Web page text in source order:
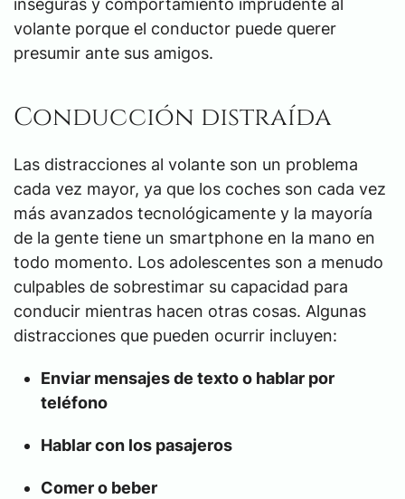
volante porque el conductor puede querer
presumir ante sus amigos.
Conducción distraída
Las distracciones al volante son un problema
cada vez mayor, ya que los coches son cada vez
más avanzados tecnológicamente y la mayoría
de la gente tiene un smartphone en la mano en
todo momento. Los adolescentes son a menudo
culpables de sobrestimar su capacidad para
conducir mientras hacen otras cosas. Algunas
distracciones que pueden ocurrir incluyen:
Enviar mensajes de texto o hablar por
teléfono
Hablar con los pasajeros
Comer o beber